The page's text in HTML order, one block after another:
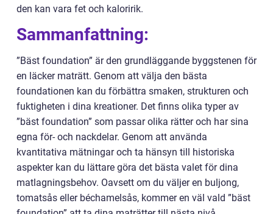
den kan vara fet och kaloririk.
Sammanfattning:
”Bäst foundation” är den grundläggande byggstenen för
en läcker maträtt. Genom att välja den bästa
foundationen kan du förbättra smaken, strukturen och
fuktigheten i dina kreationer. Det finns olika typer av
”bäst foundation” som passar olika rätter och har sina
egna för- och nackdelar. Genom att använda
kvantitativa mätningar och ta hänsyn till historiska
aspekter kan du lättare göra det bästa valet för dina
matlagningsbehov. Oavsett om du väljer en buljong,
tomatsås eller béchamelsås, kommer en väl vald ”bäst